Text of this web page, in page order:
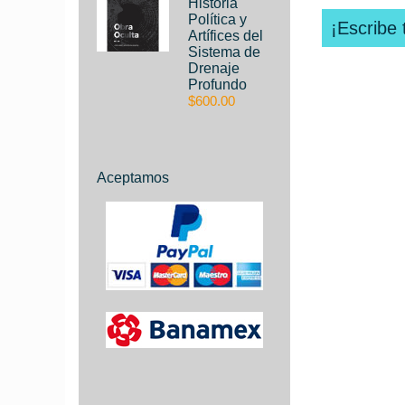
Historia
Política y
Artífices del
Sistema de
Drenaje
Profundo
$600.00
Aceptamos